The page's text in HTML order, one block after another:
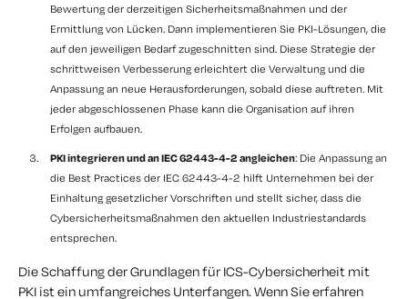
Bewertung der derzeitigen Sicherheitsmaßnahmen und der
Ermittlung von Lücken. Dann implementieren Sie PKI-Lösungen, die
auf den jeweiligen Bedarf zugeschnitten sind. Diese Strategie der
schrittweisen Verbesserung erleichtert die Verwaltung und die
Anpassung an neue Herausforderungen, sobald diese auftreten. Mit
jeder abgeschlossenen Phase kann die Organisation auf ihren
Erfolgen aufbauen.
PKI integrieren und an IEC 62443-4-2 angleichen: Die Anpassung an
die Best Practices der IEC 62443-4-2 hilft Unternehmen bei der
Einhaltung gesetzlicher Vorschriften und stellt sicher, dass die
Cybersicherheitsmaßnahmen den aktuellen Industriestandards
entsprechen.
Die Schaffung der Grundlagen für ICS-Cybersicherheit mit
PKI ist ein umfangreiches Unterfangen. Wenn Sie erfahren